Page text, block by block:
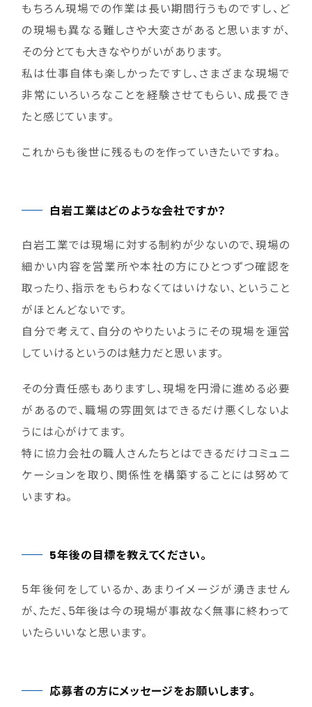
もちろん現場での作業は長い期間行うものですし、ど
の現場も異なる難しさや大変さがあると思いますが、
その分とても大きなやりがいがあります。
私は仕事自体も楽しかったですし、さまざまな現場で
非常にいろいろなことを経験させてもらい、成長でき
たと感じています。
これからも後世に残るものを作っていきたいですね。
白岩工業はどのような会社ですか？
白岩工業では現場に対する制約が少ないので、現場の
細かい内容を営業所や本社の方にひとつずつ確認を
取ったり、指示をもらわなくてはいけない、ということ
がほとんどないです。
自分で考えて、自分のやりたいようにその現場を運営
していけるというのは魅力だと思います。
その分責任感もありますし、現場を円滑に進める必要
があるので、職場の雰囲気はできるだけ悪くしないよ
うには心がけてます。
特に協力会社の職人さんたちとはできるだけコミュニ
ケーションを取り、関係性を構築することには努めて
いますね。
5年後の目標を教えてください。
5年後何をしているか、あまりイメージが湧きません
が、ただ、5年後は今の現場が事故なく無事に終わって
いたらいいなと思います。
応募者の方にメッセージをお願いします。